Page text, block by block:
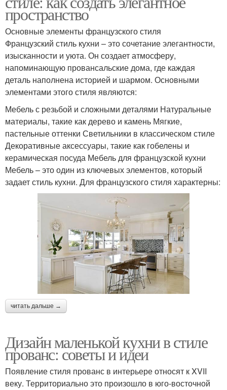
пространство
Основные элементы французского стиля
Французский стиль кухни – это сочетание элегантности,
изысканности и уюта. Он создает атмосферу,
напоминающую провансальские дома, где каждая
деталь наполнена историей и шармом. Основными
элементами этого стиля являются:
Мебель с резьбой и сложными деталями Натуральные
материалы, такие как дерево и камень Мягкие,
пастельные оттенки Светильники в классическом стиле
Декоративные аксессуары, такие как гобелены и
керамическая посуда Мебель для французской кухни
Мебель – это один из ключевых элементов, который
задает стиль кухни. Для французского стиля характерны:
читать дальше →
Дизайн маленькой кухни в стиле
прованс: советы и идеи
Появление стиля прованс в интерьере относят к XVII
веку. Территориально это произошло в юго-восточной